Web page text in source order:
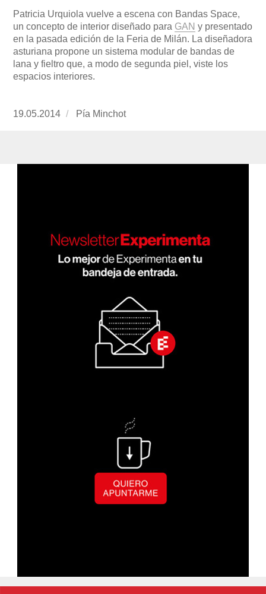
Patricia Urquiola vuelve a escena con Bandas Space,
un concepto de interior diseñado para GAN y presentado
en la pasada edición de la Feria de Milán. La diseñadora
asturiana propone un sistema modular de bandas de
lana y fieltro que, a modo de segunda piel, viste los
espacios interiores.
Publicado
19.05.2014 https://www.experimenta.es/author/pia/
Pía Minchot